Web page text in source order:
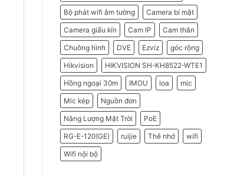
Bộ phát wifi âm tường
Camera bí mật
Camera giấu kín
Cam IP
Cam thân
Chuông hình
DVE Ezviz
góc rộng
Hikvision
HIKVISION SH-KH8522-WTE1
Hồng ngoại 30m
IMOU loa
mic
Mic kép
Nguồn đơn
Năng Lượng Mặt Trời
PoE
RG-E-120(GE)
ruijie Thẻ nhớ
wifi
Wifi nội bộ